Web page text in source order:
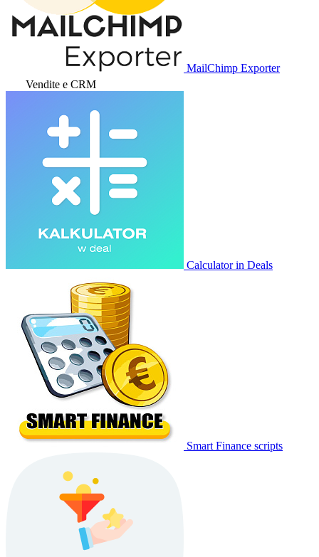
MailChimp Exporter
Vendite e CRM
Calculator in Deals
Smart Finance scripts